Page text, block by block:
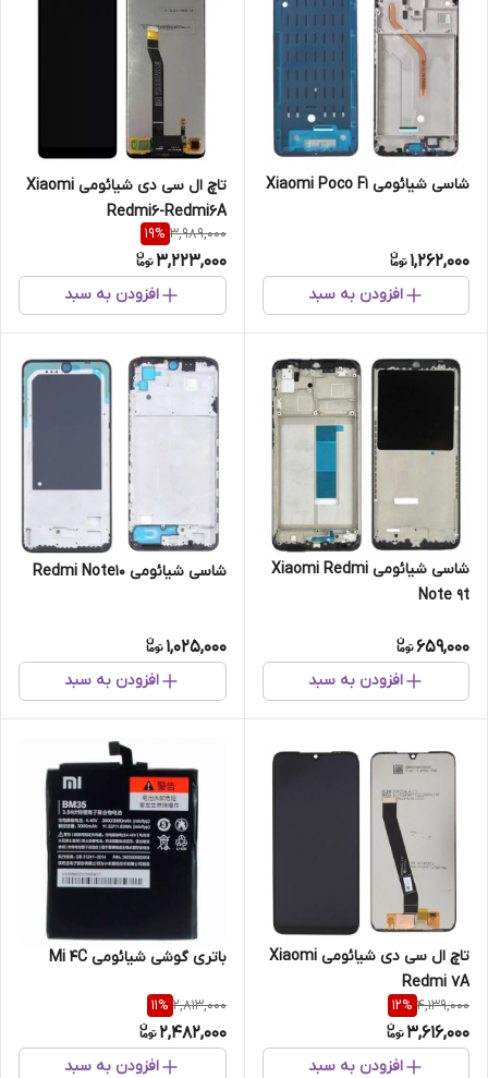
شاسی شیائومی Xiaomi Poco F1
1,262,000
افزودن به سبد
تاچ ال سی دی شیائومی Xiaomi
Redmi6-Redmi6A
3,989,000
19%
3,223,000
افزودن به سبد
شاسی شیائومی Xiaomi Redmi
Note 9t
659,000
افزودن به سبد
شاسی شیائومی Redmi Note10
1,025,000
افزودن به سبد
تاچ ال سی دی شیائومی Xiaomi
Redmi 7A
4,139,000
12%
3,616,000
افزودن به سبد
باتری گوشی شیائومی Mi 4C
2,813,000
11%
2,482,000
افزودن به سبد